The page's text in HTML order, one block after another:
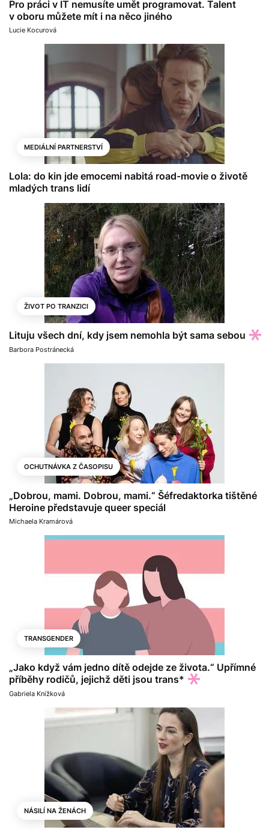
Pro práci v IT nemusíte umět programovat. Talent
v oboru můžete mít i na něco jiného
Lucie Kocurová
MEDIÁLNÍ PARTNERSTVÍ
Lola: do kin jde emocemi nabitá road-movie o životě
mladých trans lidí
ŽIVOT PO TRANZICI
Lituju všech dní, kdy jsem nemohla být sama sebou
Barbora Postránecká
OCHUTNÁVKA Z ČASOPISU
„Dobrou, mami. Dobrou, mami.“ Šéfredaktorka tištěné
Heroine představuje queer speciál
Michaela Kramárová
TRANSGENDER
„Jako když vám jedno dítě odejde ze života.“ Upřímné
příběhy rodičů, jejichž děti jsou trans*
Gabriela Knížková
NÁSILÍ NA ŽENÁCH